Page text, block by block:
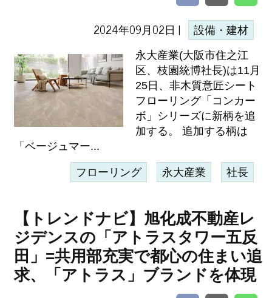
2024年09月02日 | 設備・建材
永大産業(大阪市住之江
区、枝園統博社長)は11月
25日、非木質意匠シート
フローリング「コンカー
ボ」シリーズに新柄を追
加する。 追加する柄は
「ベージュマー...
フローリング 永大産業 社長
【トレンドナビ】旭化成不動産レ
ジデンスの「アトラスタワー五反
田」=共用部充実で都心の住まい追
求、「アトラス」ブランドを体現